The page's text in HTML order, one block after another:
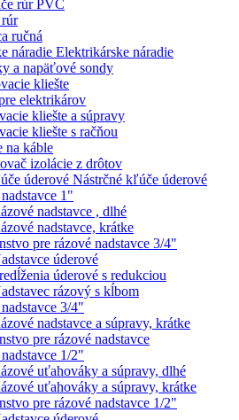
rúr PVC
ručná
Elektrikárske náradie
a napäťové sondy
kliešte
elektrikárov
kliešte a súpravy
kliešte s račňou
na káble
izolácie z drôtov
Nástrčné kľúče úderové
1"
nadstavce , dlhé
nadstavce, krátke
pre rázové nadstavce 3/4"
úderové
úderové s redukciou
rázový s kĺbom
3/4"
nadstavce a súpravy, krátke
pre rázové nadstavce
1/2"
uťahováky a súpravy, dlhé
uťahováky a súpravy, krátke
pre rázové nadstavce 1/2"